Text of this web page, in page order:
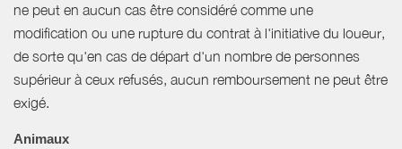
ne peut en aucun cas être considéré comme une
modification ou une rupture du contrat à l'initiative du loueur,
de sorte qu'en cas de départ d'un nombre de personnes
supérieur à ceux refusés, aucun remboursement ne peut être
exigé.
Animaux